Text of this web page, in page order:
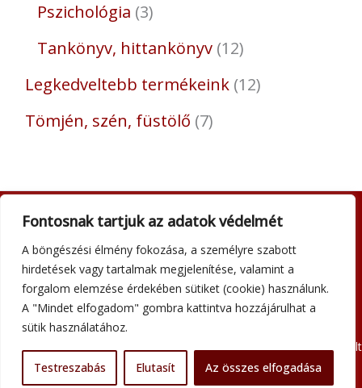
Fontosnak tartjuk az adatok védelmét
A böngészési élmény fokozása, a személyre szabott
hirdetések vagy tartalmak megjelenítése, valamint a
forgalom elemzése érdekében sütiket (cookie) használunk.
A "Mindet elfogadom" gombra kattintva hozzájárulhat a
sütik használatához.
Testreszabás Elutasít Az összes elfogadása
Pszichológia 3
Tankönyv, hittankönyv 12
Legkedveltebb termékeink 12
Tömjén, szén, füstölő 7
Adatkezelési tájékoztató
Általános szerződési feltételek
Impresszum
Szállítási információk
Minden jog fenntartva © 2026 Szent Atanáz Könyv- és Kegytárgybolt
Budapest